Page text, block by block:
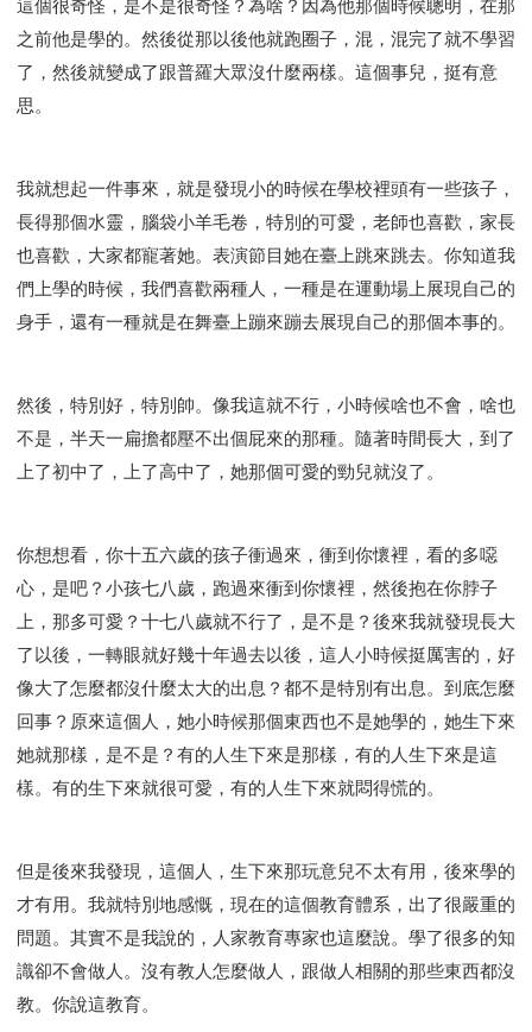
研習會02 - 得勝教會的啟示
研習會02 - 教會的牧養
研習會03 - 醫治釋放特會
研習會03 - 成為門徒特會
這個很奇怪，是不是很奇怪？為啥？因為他那個時候聰明，在那
之前他是學的。然後從那以後他就跑圈子，混，混完了就不學習
了，然後就變成了跟普羅大眾沒什麼兩樣。這個事兒，挺有意
思。
我就想起一件事來，就是發現小的時候在學校裡頭有一些孩子，
長得那個水靈，腦袋小羊毛卷，特別的可愛，老師也喜歡，家長
也喜歡，大家都寵著她。表演節目她在臺上跳來跳去。你知道我
們上學的時候，我們喜歡兩種人，一種是在運動場上展現自己的
身手，還有一種就是在舞臺上蹦來蹦去展現自己的那個本事的。
然後，特別好，特別帥。像我這就不行，小時候啥也不會，啥也
不是，半天一扁擔都壓不出個屁來的那種。隨著時間長大，到了
上了初中了，上了高中了，她那個可愛的勁兒就沒了。
你想想看，你十五六歲的孩子衝過來，衝到你懷裡，看的多噁
心，是吧？小孩七八歲，跑過來衝到你懷裡，然後抱在你脖子
上，那多可愛？十七八歲就不行了，是不是？後來我就發現長大
了以後，一轉眼就好幾十年過去以後，這人小時候挺厲害的，好
像大了怎麼都沒什麼太大的出息？都不是特別有出息。到底怎麼
回事？原來這個人，她小時候那個東西也不是她學的，她生下來
她就那樣，是不是？有的人生下來是那樣，有的人生下來是這
樣。有的生下來就很可愛，有的人生下來就悶得慌的。
但是後來我發現，這個人，生下來那玩意兒不太有用，後來學的
才有用。我就特別地感慨，現在的這個教育體系，出了很嚴重的
問題。其實不是我說的，人家教育專家也這麼說。學了很多的知
識卻不會做人。沒有教人怎麼做人，跟做人相關的那些東西都沒
教。你說這教育。